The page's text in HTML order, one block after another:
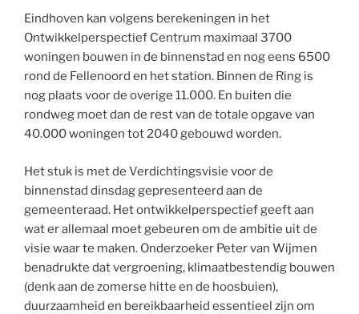
Eindhoven kan volgens berekeningen in het
Ontwikkelperspectief Centrum maximaal 3700
woningen bouwen in de binnenstad en nog eens 6500
rond de Fellenoord en het station. Binnen de Ring is
nog plaats voor de overige 11.000. En buiten die
rondweg moet dan de rest van de totale opgave van
40.000 woningen tot 2040 gebouwd worden.
Het stuk is met de Verdichtingsvisie voor de
binnenstad dinsdag gepresenteerd aan de
gemeenteraad. Het ontwikkelperspectief geeft aan
wat er allemaal moet gebeuren om de ambitie uit de
visie waar te maken. Onderzoeker Peter van Wijmen
benadrukte dat vergroening, klimaatbestendig bouwen
(denk aan de zomerse hitte en de hoosbuien),
duurzaamheid en bereikbaarheid essentieel zijn om